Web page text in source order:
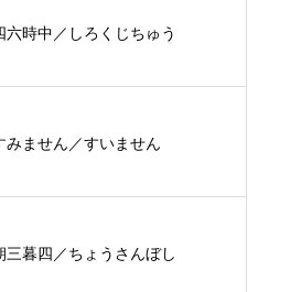
六時中／しろくじちゅう
みません／すいません
三暮四／ちょうさんぼし